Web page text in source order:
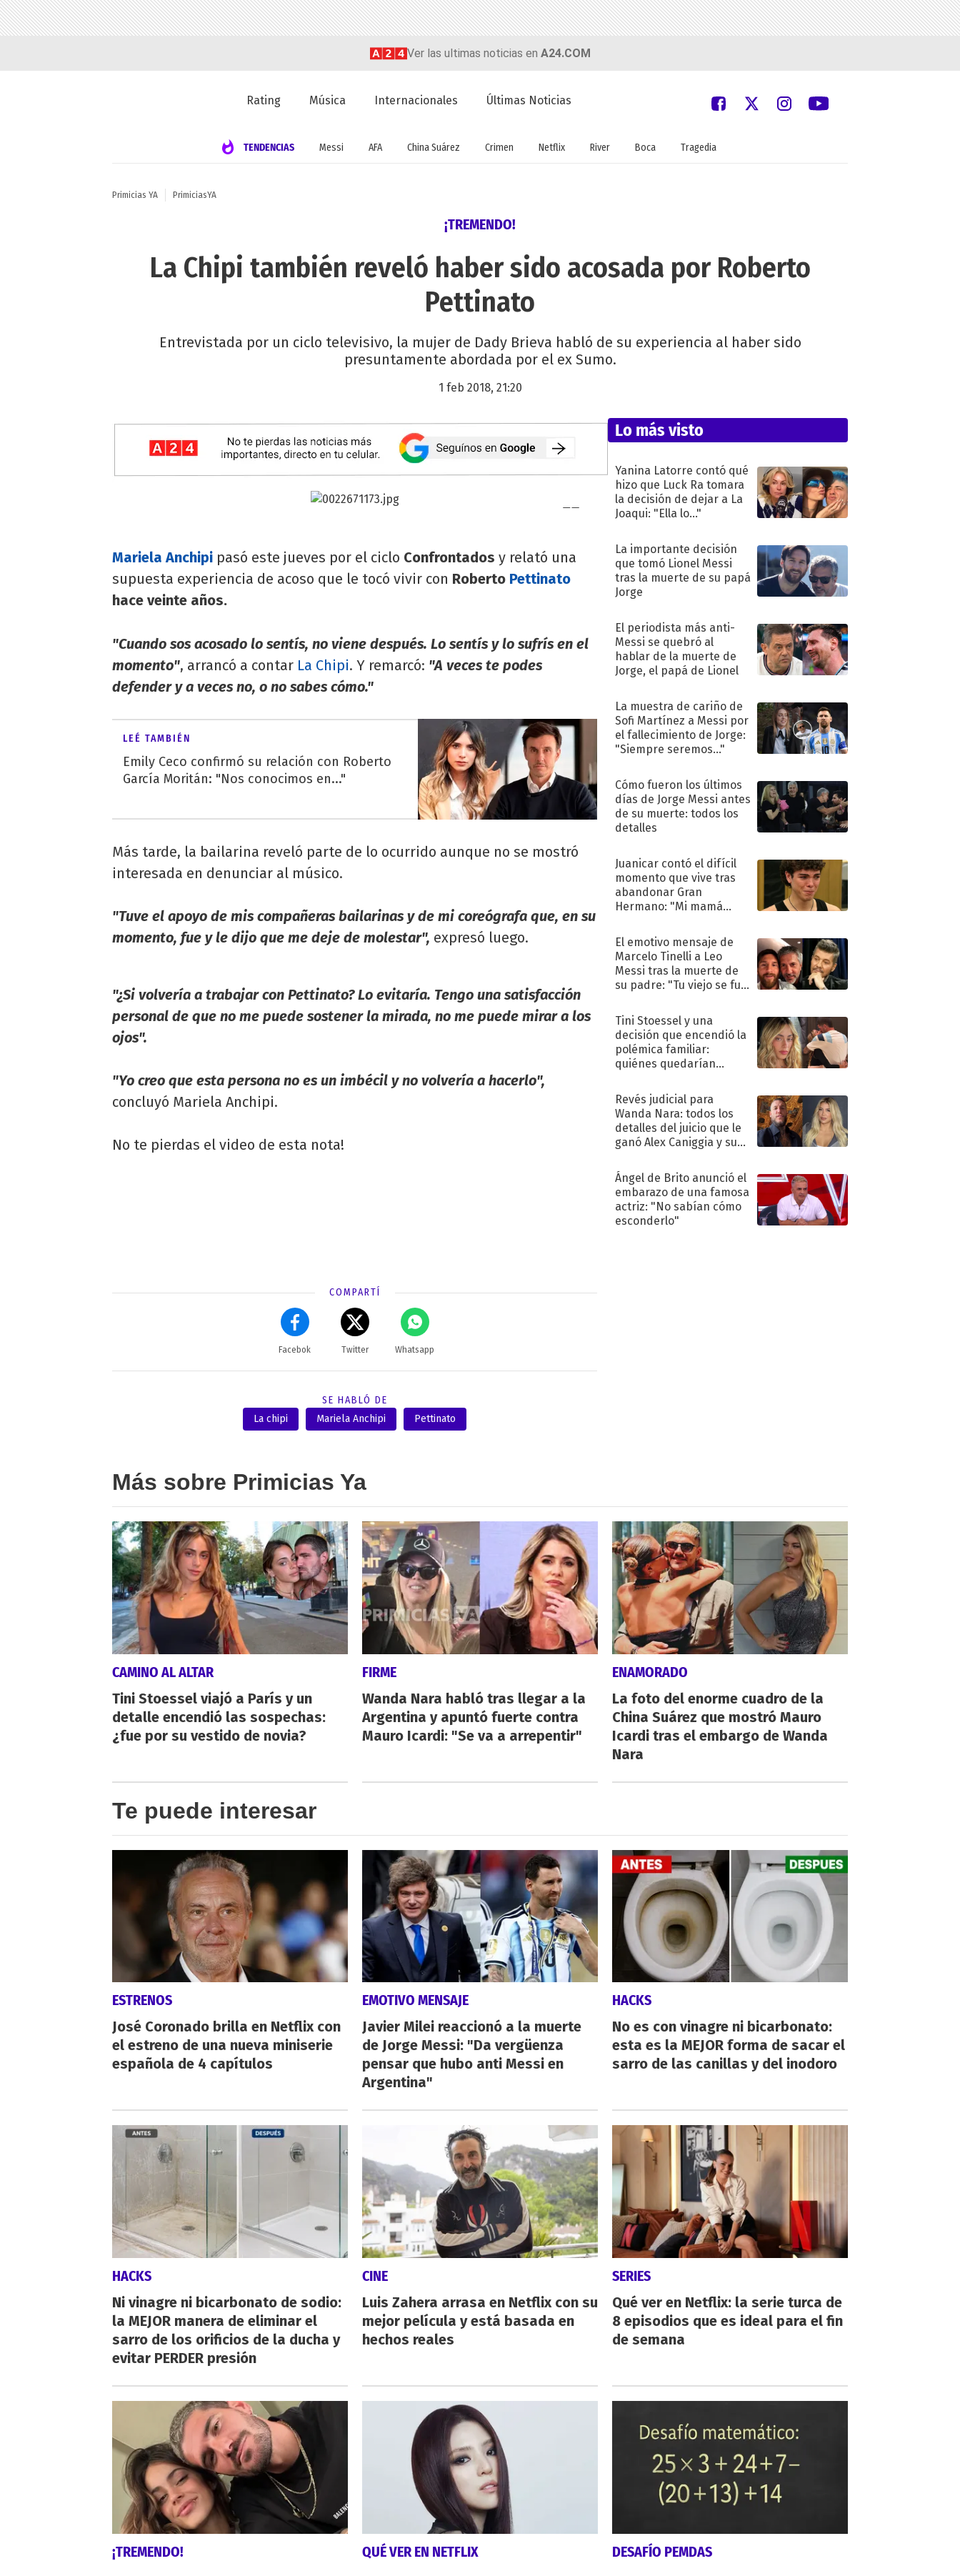
Ver las ultimas noticias en A24.COM
Rating Música Internacionales Últimas Noticias
TENDENCIAS Messi AFA China Suárez Crimen Netflix River Boca Tragedia
Primicias YA PrimiciasYA
¡TREMENDO!
La Chipi también reveló haber sido acosada por Roberto
Pettinato
Entrevistada por un ciclo televisivo, la mujer de Dady Brieva habló de su experiencia al haber sido
presuntamente abordada por el ex Sumo.
1 feb 2018, 21:20
Mariela Anchipi pasó este jueves por el ciclo Confrontados y relató una
supuesta experiencia de acoso que le tocó vivir con Roberto Pettinato
hace veinte años.
"Cuando sos acosado lo sentís, no viene después. Lo sentís y lo sufrís en el
momento", arrancó a contar La Chipi. Y remarcó: "A veces te podes
defender y a veces no, o no sabes cómo."
LEÉ TAMBIÉN
Emily Ceco confirmó su relación con Roberto
García Moritán: "Nos conocimos en..."
Más tarde, la bailarina reveló parte de lo ocurrido aunque no se mostró
interesada en denunciar al músico.
"Tuve el apoyo de mis compañeras bailarinas y de mi coreógrafa que, en su
momento, fue y le dijo que me deje de molestar", expresó luego.
"¿Si volvería a trabajar con Pettinato? Lo evitaría. Tengo una satisfacción
personal de que no me puede sostener la mirada, no me puede mirar a los
ojos".
"Yo creo que esta persona no es un imbécil y no volvería a hacerlo",
concluyó Mariela Anchipi.
No te pierdas el video de esta nota!
COMPARTÍ
Facebok Twitter Whatsapp
SE HABLÓ DE
La chipi
Mariela Anchipi Pettinato
Lo más visto
Yanina Latorre contó qué
hizo que Luck Ra tomara
la decisión de dejar a La
Joaqui: "Ella lo..."
La importante decisión
que tomó Lionel Messi
tras la muerte de su papá
Jorge
El periodista más anti-
Messi se quebró al
hablar de la muerte de
Jorge, el papá de Lionel
La muestra de cariño de
Sofi Martínez a Messi por
el fallecimiento de Jorge:
"Siempre seremos..."
Cómo fueron los últimos
días de Jorge Messi antes
de su muerte: todos los
detalles
Juanicar contó el difícil
momento que vive tras
abandonar Gran
Hermano: "Mi mamá
El emotivo mensaje de
Marcelo Tinelli a Leo
Messi tras la muerte de
su padre: "Tu viejo se fue
Tini Stoessel y una
decisión que encendió la
polémica familiar:
quiénes quedarían
Revés judicial para
Wanda Nara: todos los
detalles del juicio que le
ganó Alex Caniggia y sus
Ángel de Brito anunció el
embarazo de una famosa
actriz: "No sabían cómo
esconderlo"
Más sobre Primicias Ya
CAMINO AL ALTAR
Tini Stoessel viajó a París y un
detalle encendió las sospechas:
¿fue por su vestido de novia?
FIRME
Wanda Nara habló tras llegar a la
Argentina y apuntó fuerte contra
Mauro Icardi: "Se va a arrepentir"
ENAMORADO
La foto del enorme cuadro de la
China Suárez que mostró Mauro
Icardi tras el embargo de Wanda
Nara
Te puede interesar
ESTRENOS
José Coronado brilla en Netflix con
el estreno de una nueva miniserie
española de 4 capítulos
EMOTIVO MENSAJE
Javier Milei reaccionó a la muerte
de Jorge Messi: "Da vergüenza
pensar que hubo anti Messi en
Argentina"
HACKS
No es con vinagre ni bicarbonato:
esta es la MEJOR forma de sacar el
sarro de las canillas y del inodoro
HACKS
Ni vinagre ni bicarbonato de sodio:
la MEJOR manera de eliminar el
sarro de los orificios de la ducha y
evitar PERDER presión
CINE
Luis Zahera arrasa en Netflix con su
mejor película y está basada en
hechos reales
SERIES
Qué ver en Netflix: la serie turca de
8 episodios que es ideal para el fin
de semana
¡TREMENDO! QUÉ VER EN NETFLIX DESAFÍO PEMDAS